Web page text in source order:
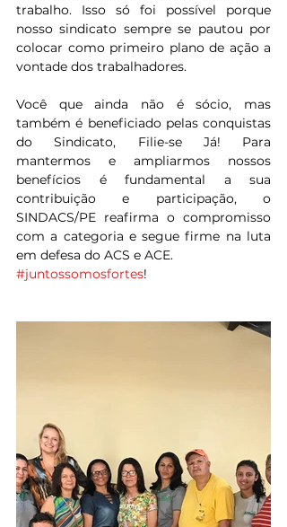
trabalho. Isso só foi possível porque
nosso sindicato sempre se pautou por
colocar como primeiro plano de ação a
vontade dos trabalhadores.
Você que ainda não é sócio, mas
também é beneficiado pelas conquistas
do Sindicato, Filie-se Já! Para
mantermos e ampliarmos nossos
benefícios é fundamental a sua
contribuição e participação, o
SINDACS/PE reafirma o compromisso
com a categoria e segue firme na luta
em defesa do ACS e ACE.
#juntossomosfortes!